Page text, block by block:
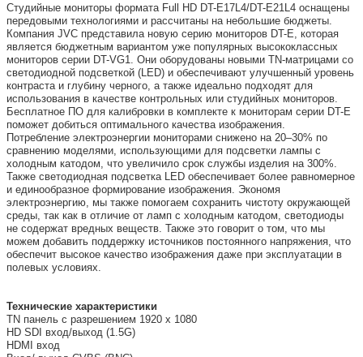
Студийные мониторы формата Full HD DT-E17L4/DT-E21L4 оснащены
передовыми технологиями и рассчитаны на небольшие бюджеты.
Компания JVC представила новую серию мониторов DT-E, которая
является бюджетным вариантом уже популярных высококлассных
мониторов серии DT-VG1. Они оборудованы новыми TN-матрицами со
светодиодной подсветкой (LED) и обеспечивают улучшенный уровень
контраста и глубину черного, а также идеально подходят для
использования в качестве контрольных или студийных мониторов.
Бесплатное ПО для калибровки в комплекте к мониторам серии DT-E
поможет добиться оптимального качества изображения.
Потребление электроэнергии мониторами снижено на 20–30% по
сравнению моделями, использующими для подсветки лампы с
холодным катодом, что увеличило срок службы изделия на 300%.
Также светодиодная подсветка LED обеспечивает более равномерное
и единообразное формирование изображения. Экономя
электроэнергию, мы также помогаем сохранить чистоту окружающей
среды, так как в отличие от ламп с холодным катодом, светодиоды
не содержат вредных веществ. Также это говорит о том, что мы
можем добавить поддержку источников постоянного напряжения, что
обеспечит высокое качество изображения даже при эксплуатации в
полевых условиях.
Технические характеристики
TN панель с разрешением 1920 x 1080
HD SDI вход/выход (1.5G)
HDMI вход